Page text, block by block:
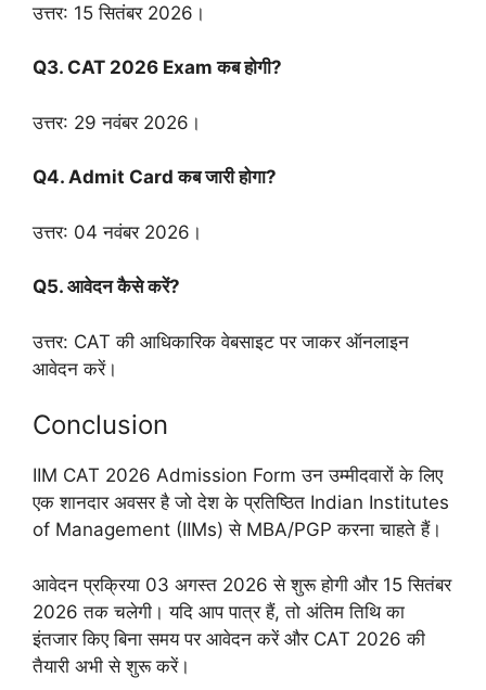
उत्तर: 15 सितंबर 2026।
Q3. CAT 2026 Exam कब होगी?
उत्तर: 29 नवंबर 2026।
Q4. Admit Card कब जारी होगा?
उत्तर: 04 नवंबर 2026।
Q5. आवेदन कैसे करें?
उत्तर: CAT की आधिकारिक वेबसाइट पर जाकर ऑनलाइन
आवेदन करें।
Conclusion
IIM CAT 2026 Admission Form उन उम्मीदवारों के लिए
एक शानदार अवसर है जो देश के प्रतिष्ठित Indian Institutes
of Management (IIMs) से MBA/PGP करना चाहते हैं।
आवेदन प्रक्रिया 03 अगस्त 2026 से शुरू होगी और 15 सितंबर
2026 तक चलेगी। यदि आप पात्र हैं, तो अंतिम तिथि का
इंतजार किए बिना समय पर आवेदन करें और CAT 2026 की
तैयारी अभी से शुरू करें।